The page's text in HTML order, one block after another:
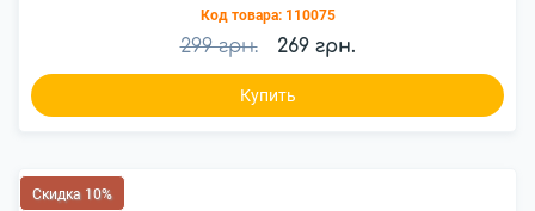
Код товара: 110075
299 грн. 269 грн.
Купить
Скидка 10%